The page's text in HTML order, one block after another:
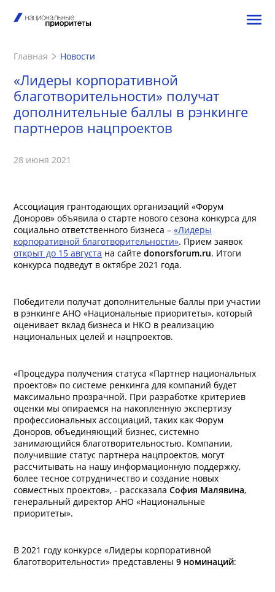
Главная Новости
«Лидеры корпоративной
благотворительности» получат
дополнительные баллы в рэнкинге
партнеров нацпроектов
28 июня 2021
Ассоциация грантодающих организаций «Форум
Доноров» объявила о старте нового сезона конкурса для
социально ответственного бизнеса – «Лидеры
корпоративной благотворительности». Прием заявок
открыт до 15 августа на сайте donorsforum.ru. Итоги
конкурса подведут в октябре 2021 года.
Победители получат дополнительные баллы при участии
в рэнкинге АНО «Национальные приоритеты», который
оценивает вклад бизнеса и НКО в реализацию
национальных целей и нацпроектов.
«Процедура получения статуса «Партнер национальных
проектов» по системе ренкинга для компаний будет
максимально прозрачной. При разработке критериев
оценки мы опираемся на накопленную экспертизу
профессиональных ассоциаций, таких как Форум
Доноров, объединяющий бизнес, системно
занимающийся благотворительностью. Компании,
получившие статус партнера нацпроектов, могут
рассчитывать на нашу информационную поддержку,
более тесное сотрудничество и создание новых
совместных проектов», - рассказала София Малявина,
генеральный директор АНО «Национальные
приоритеты».
В 2021 году конкурсе «Лидеры корпоративной
благотворительности» представлены 9 номинаций: